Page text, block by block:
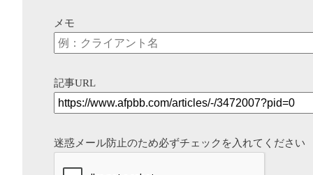
メモ
記事URL
迷惑メール防止のため必ずチェックを入れてください